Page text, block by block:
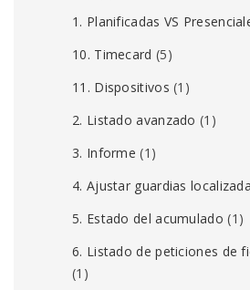
1. Planificadas VS
10. Timecard (5)
11. Dispositivos (1)
2. Listado avanzado (1)
3. Informe (1)
4. Ajustar guardias
5. Estado del acumulado (1)
6. Listado de peticiones de
(1)